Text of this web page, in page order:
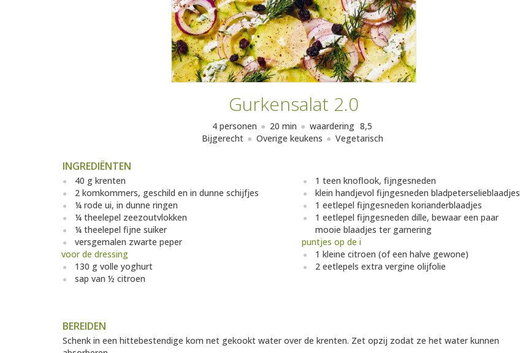
Gurkensalat 2.0
4 personen 20 min waardering 8,5
Bijgerecht
Overige keukens Vegetarisch
INGREDIËNTEN
40 g krenten
2 komkommers, geschild en in dunne schijfjes
¼ rode ui, in dunne ringen
¼ theelepel zeezoutvlokken
¼ theelepel fijne suiker
versgemalen zwarte peper
voor de dressing
130 g volle yoghurt
sap van ½ citroen
1 teen knoflook, fijngesneden
klein handjevol fijngesneden bladpeterselieblaadjes
1 eetlepel fijngesneden korianderblaadjes
1 eetlepel fijngesneden dille, bewaar een paar
mooie blaadjes ter garnering
puntjes op de i
1 kleine citroen (of een halve gewone)
2 eetlepels extra vergine olijfolie
BEREIDEN
Schenk in een hittebestendige kom net gekookt water over de krenten. Zet opzij zodat ze het water kunnen